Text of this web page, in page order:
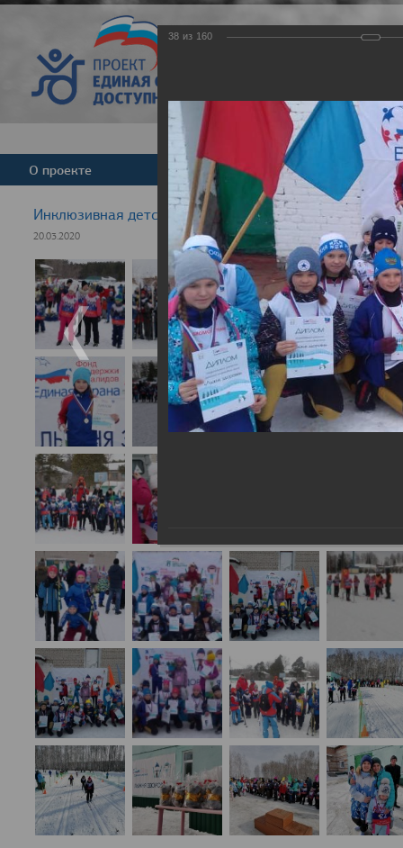
Версия для
О проекте Команда Новости
Инклюзивная детская гонка "Лыжня здоровья" 2020
20.03.2020
38 из 160